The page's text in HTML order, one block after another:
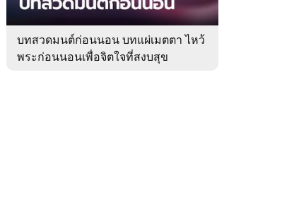
บทสวดมนต์ก่อนนอน บทแผ่เมตตา ไหว้
พระก่อนนอนเพื่อจิตใจที่สงบสุข